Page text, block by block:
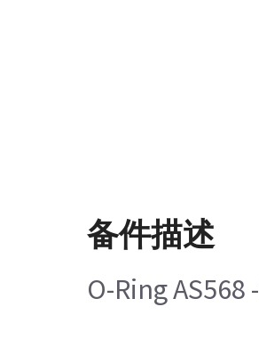
备件描述
O-Ring